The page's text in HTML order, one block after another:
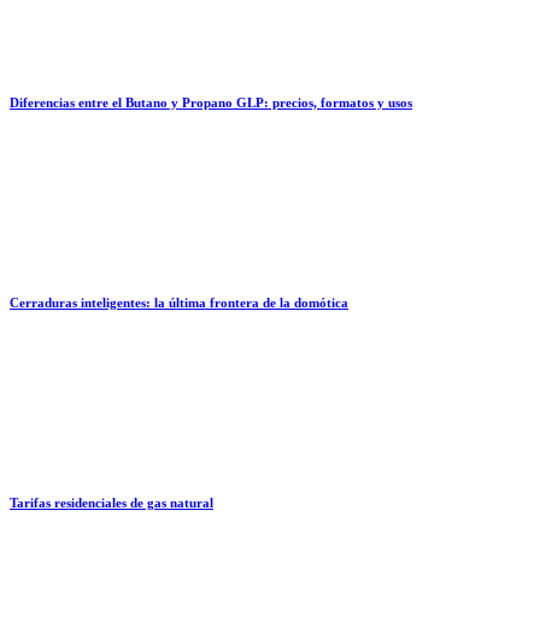
Diferencias entre el Butano y Propano GLP: precios, formatos y usos
Cerraduras inteligentes: la última frontera de la domótica
Tarifas residenciales de gas natural